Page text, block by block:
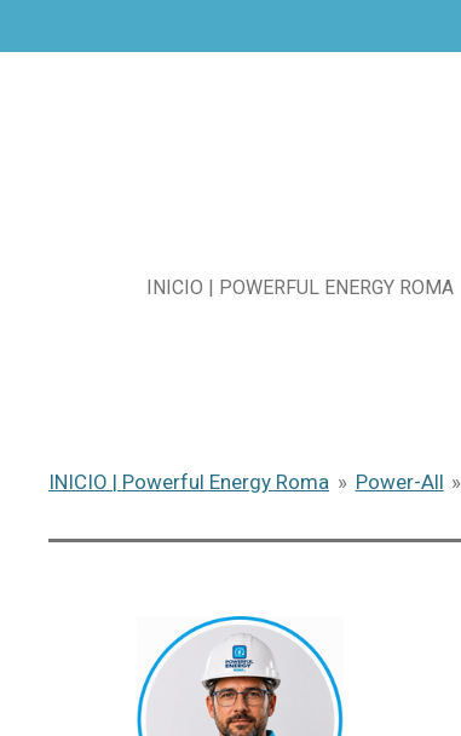
al
INICIO | POWERFUL ENERGY ROMA
INICIO | Powerful Energy Roma » Power-All »